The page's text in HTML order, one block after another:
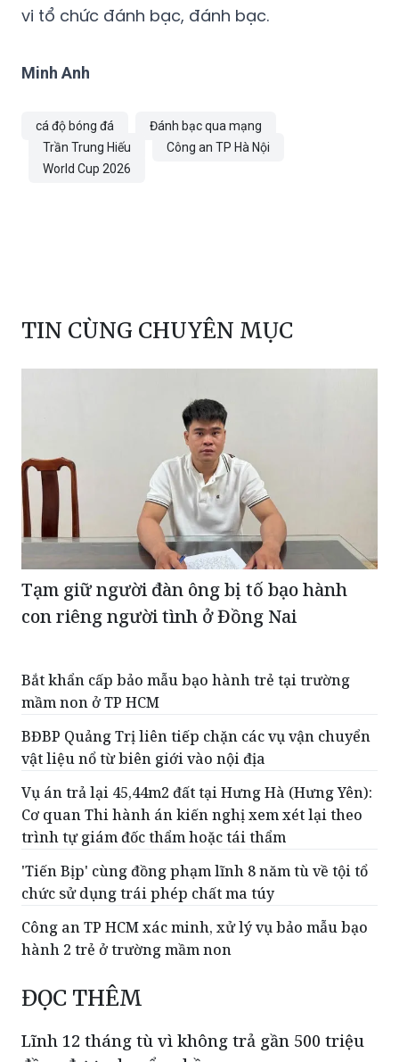
vi tổ chức đánh bạc, đánh bạc.
Minh Anh
cá độ bóng đá
Đánh bạc qua mạng
Trần Trung Hiếu
Công an TP Hà Nội
World Cup 2026
TIN CÙNG CHUYÊN MỤC
Tạm giữ người đàn ông bị tố bạo hành
con riêng người tình ở Đồng Nai
Bắt khẩn cấp bảo mẫu bạo hành trẻ tại trường
mầm non ở TP HCM
BĐBP Quảng Trị liên tiếp chặn các vụ vận chuyển
vật liệu nổ từ biên giới vào nội địa
Vụ án trả lại 45,44m2 đất tại Hưng Hà (Hưng Yên):
Cơ quan Thi hành án kiến nghị xem xét lại theo
trình tự giám đốc thẩm hoặc tái thẩm
'Tiến Bịp' cùng đồng phạm lĩnh 8 năm tù về tội tổ
chức sử dụng trái phép chất ma túy
Công an TP HCM xác minh, xử lý vụ bảo mẫu bạo
hành 2 trẻ ở trường mầm non
ĐỌC THÊM
Lĩnh 12 tháng tù vì không trả gần 500 triệu